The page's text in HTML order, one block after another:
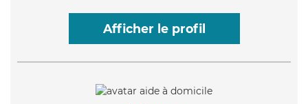
Afficher le profil